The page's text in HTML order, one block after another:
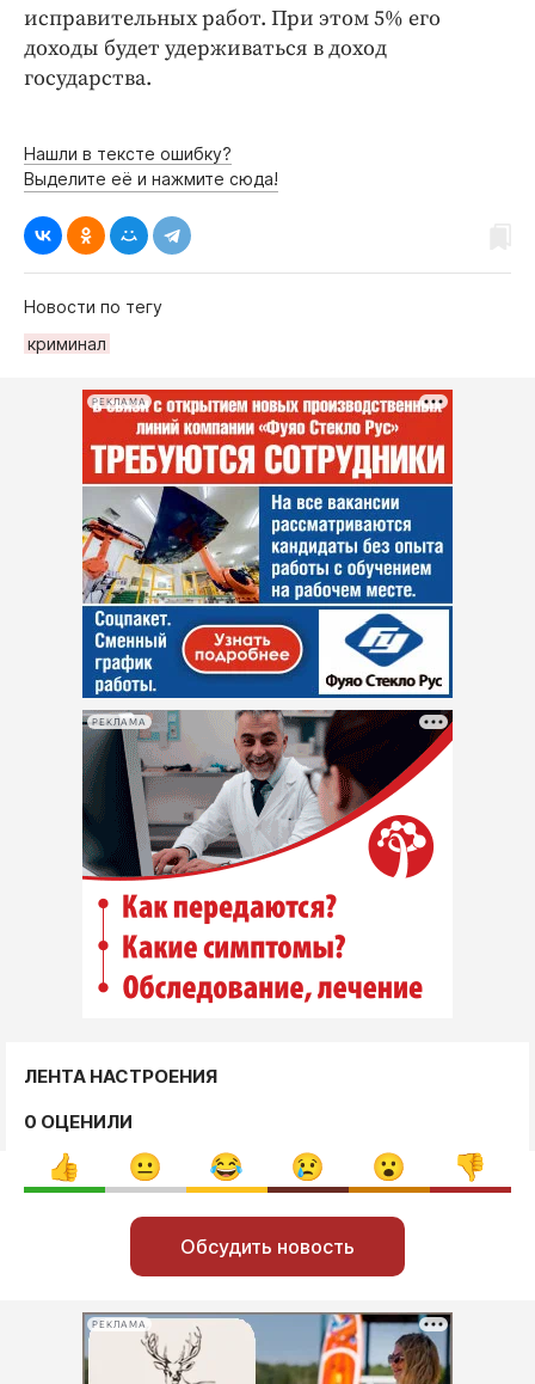
исправительных работ. При этом 5% его
доходы будет удерживаться в доход
государства.
Нашли в тексте ошибку?
Выделите её и нажмите сюда!
Новости по тегу
криминал
РЕКЛАМА
РЕКЛАМА
ЛЕНТА НАСТРОЕНИЯ
0 ОЦЕНИЛИ
Обсудить новость
РЕКЛАМА